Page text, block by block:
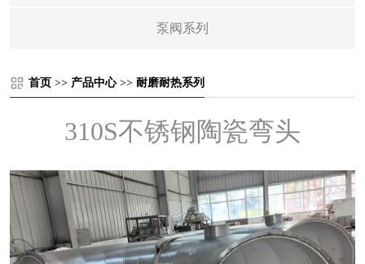
泵阀系列
首页 >> 产品中心>> 耐磨耐热系列
310S不锈钢陶瓷弯头